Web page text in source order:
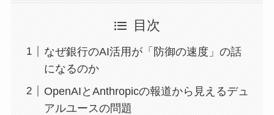
目次
なぜ銀行のAI活用が「防御の速度」の話
になるのか
OpenAIとAnthropicの報道から見えるデュ
アルユースの問題